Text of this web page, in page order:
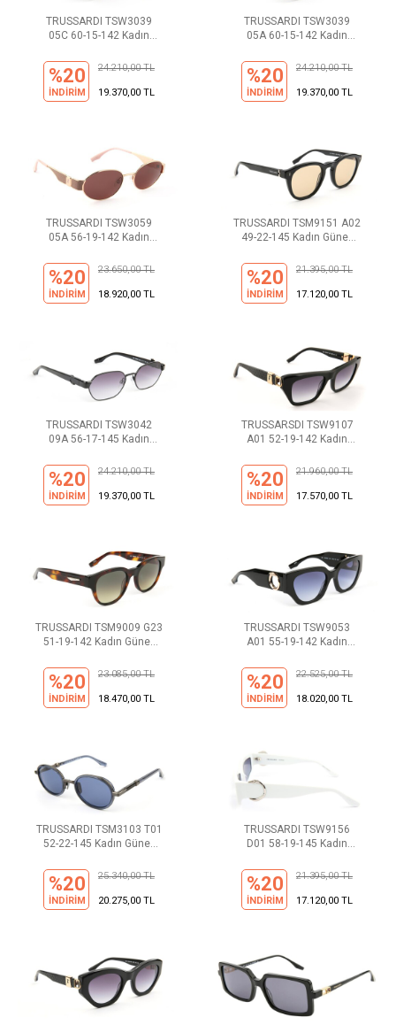
TRUSSARDI TSW3039
05C 60-15-142 Kadın
%20
İNDİRİM
24.210,00 TL
19.370,00 TL
TRUSSARDI TSW3039
05A 60-15-142 Kadın
%20
İNDİRİM
24.210,00 TL
19.370,00 TL
TRUSSARDI TSW3059
05A 56-19-142 Kadın
%20
İNDİRİM
23.650,00 TL
18.920,00 TL
TRUSSARDI TSM9151 A02
49-22-145 Kadın Güneş
%20
İNDİRİM
21.395,00 TL
17.120,00 TL
TRUSSARDI TSW3042
09A 56-17-145 Kadın
%20
İNDİRİM
24.210,00 TL
19.370,00 TL
TRUSSARSDI TSW9107
A01 52-19-142 Kadın
%20
İNDİRİM
21.960,00 TL
17.570,00 TL
TRUSSARDI TSM9009 G23
51-19-142 Kadın Güneş
%20
İNDİRİM
23.085,00 TL
18.470,00 TL
TRUSSARDI TSW9053
A01 55-19-142 Kadın
%20
İNDİRİM
22.525,00 TL
18.020,00 TL
TRUSSARDI TSM3103 T01
52-22-145 Kadın Güneş
%20
İNDİRİM
25.340,00 TL
20.275,00 TL
TRUSSARDI TSW9156
D01 58-19-145 Kadın
%20
İNDİRİM
21.395,00 TL
17.120,00 TL